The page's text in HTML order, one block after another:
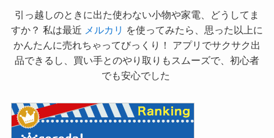
引っ越しのときに出た使わない小物や家電、どうしてま
すか？ 私は最近 メルカリ を使ってみたら、思った以上に
かんたんに売れちゃってびっくり！ アプリでサクサク出
品できるし、買い手とのやり取りもスムーズで、初心者
でも安心でした